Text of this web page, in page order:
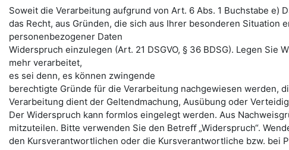
Soweit die Verarbeitung aufgrund von Art. 6 Abs. 1 Buchstabe e)
das Recht, aus Gründen, die sich aus Ihrer besonderen
personenbezogener Daten
Widerspruch einzulegen (Art. 21 DSGVO, § 36 BDSG). Legen
mehr verarbeitet,
es sei denn, es können zwingende
berechtigte Gründe für die Verarbeitung nachgewiesen werden,
Verarbeitung dient der Geltendmachung, Ausübung oder
Der Widerspruch kann formlos eingelegt werden. Aus
mitzuteilen. Bitte verwenden Sie den Betreﬀ „Widerspruch“.
den Kursverantwortlichen oder die Kursverantwortliche bzw. bei